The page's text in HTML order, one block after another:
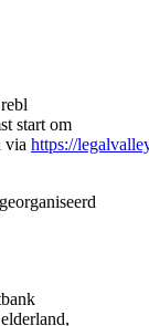
start om
via https://